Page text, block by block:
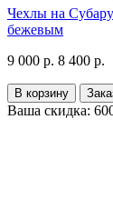
Чехлы на
бежевым
9 000 р. 8 400 р.
В корзину
Ваша скидка: